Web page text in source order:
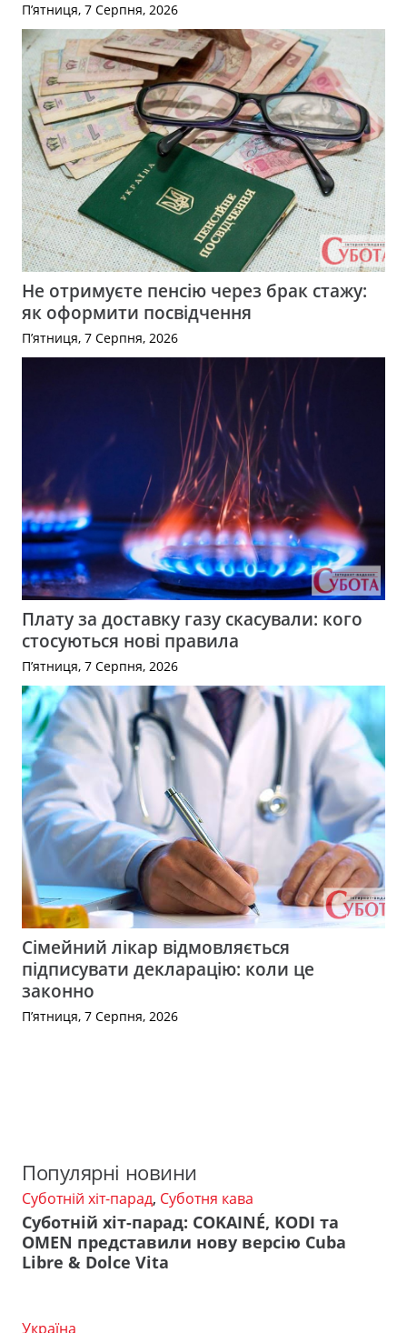
П’ятниця, 7 Серпня, 2026
Не отримуєте пенсію через брак стажу:
як оформити посвідчення
П’ятниця, 7 Серпня, 2026
Плату за доставку газу скасували: кого
стосуються нові правила
П’ятниця, 7 Серпня, 2026
Сімейний лікар відмовляється
підписувати декларацію: коли це
законно
П’ятниця, 7 Серпня, 2026
Популярні новини
Суботній хіт-парад, Суботня кава
Суботній хіт-парад: COKAINÉ, KODI та
OMEN представили нову версію Cuba
Libre & Dolce Vita
Україна